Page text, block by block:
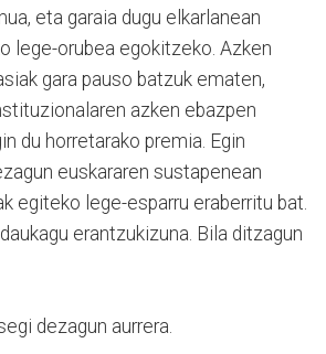
eta garaia dugu elkarlanean
lege-orubea egokitzeko. Azken
gara pauso batzuk ematen,
azken ebazpen
du horretarako premia. Egin
euskararen sustapenean
egiteko lege-esparru eraberritu bat.
erantzukizuna. Bila ditzagun
dezagun aurrera.